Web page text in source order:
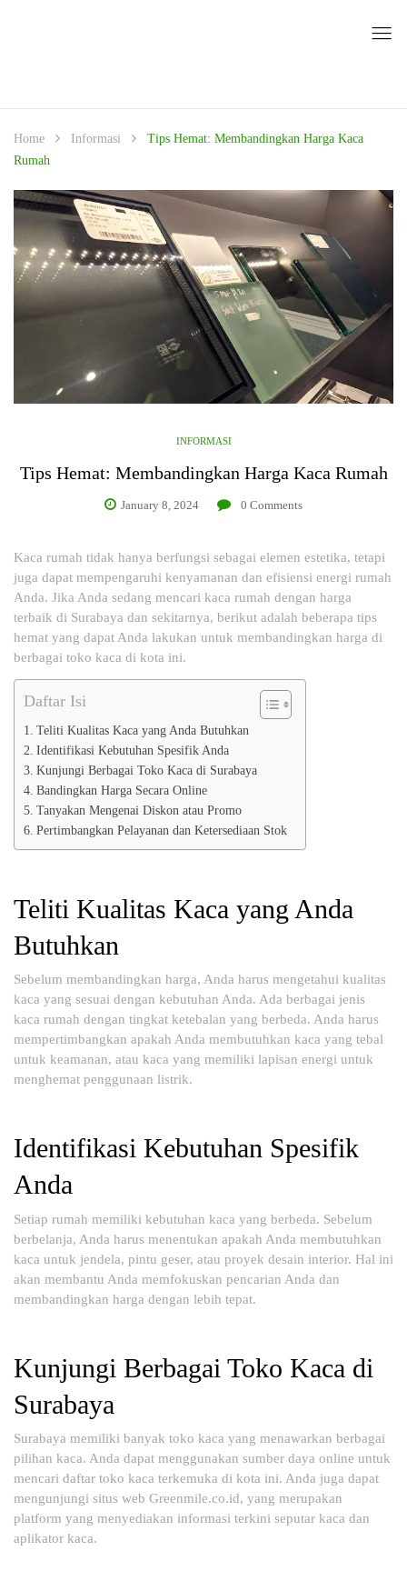
Home Informasi
Tips Hemat: Membandingkan Harga Kaca
Rumah
INFORMASI
Tips Hemat: Membandingkan Harga Kaca Rumah
January 8, 2024 0 Comments
Kaca rumah tidak hanya berfungsi sebagai elemen estetika, tetapi
juga dapat mempengaruhi kenyamanan dan efisiensi energi rumah
Anda. Jika Anda sedang mencari kaca rumah dengan harga
terbaik di Surabaya dan sekitarnya, berikut adalah beberapa tips
hemat yang dapat Anda lakukan untuk membandingkan harga di
berbagai toko kaca di kota ini.
Daftar Isi
Teliti Kualitas Kaca yang Anda Butuhkan
Identifikasi Kebutuhan Spesifik Anda
Kunjungi Berbagai Toko Kaca di Surabaya
Bandingkan Harga Secara Online
Tanyakan Mengenai Diskon atau Promo
Pertimbangkan Pelayanan dan Ketersediaan Stok
Teliti Kualitas Kaca yang Anda
Butuhkan
Sebelum membandingkan harga, Anda harus mengetahui kualitas
kaca yang sesuai dengan kebutuhan Anda. Ada berbagai jenis
kaca rumah dengan tingkat ketebalan yang berbeda. Anda harus
mempertimbangkan apakah Anda membutuhkan kaca yang tebal
untuk keamanan, atau kaca yang memiliki lapisan energi untuk
menghemat penggunaan listrik.
Identifikasi Kebutuhan Spesifik
Anda
Setiap rumah memiliki kebutuhan kaca yang berbeda. Sebelum
berbelanja, Anda harus menentukan apakah Anda membutuhkan
kaca untuk jendela, pintu geser, atau proyek desain interior. Hal ini
akan membantu Anda memfokuskan pencarian Anda dan
membandingkan harga dengan lebih tepat.
Kunjungi Berbagai Toko Kaca di
Surabaya
Surabaya memiliki banyak toko kaca yang menawarkan berbagai
pilihan kaca. Anda dapat menggunakan sumber daya online untuk
mencari daftar toko kaca terkemuka di kota ini. Anda juga dapat
mengunjungi situs web Greenmile.co.id, yang merupakan
platform yang menyediakan informasi terkini seputar kaca dan
aplikator kaca.